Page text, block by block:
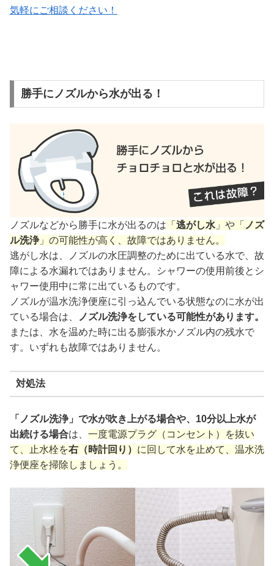
気軽にご相談ください！
勝手にノズルから水が出る！
ノズルなどから勝手に水が出るのは 「 逃がし水 」や「 ノズ
ル洗浄」の可能性が高く、故障ではありません。
逃がし水は、ノズルの水圧調整のために出ている水で、故
障による水漏れではありません。シャワーの使用前後とシ
ャワー使用中に常に出ているものです。
ノズルが温水洗浄便座に引っ込んでいる状態なのに水が出
ている場合は、
ノズル洗浄をしている可能性があります。
または、水を温めた時に出る膨張水かノズル内の残水で
す。いずれも故障ではありません。
対処法
「ノズル洗浄」で水が吹き上がる場合や、10分以上水が
出続ける場合は、 一度電源プラグ（コンセント）を抜い
て、止水栓を右（時計回り） に回して水を止めて、温水洗
浄便座を掃除しましょう。